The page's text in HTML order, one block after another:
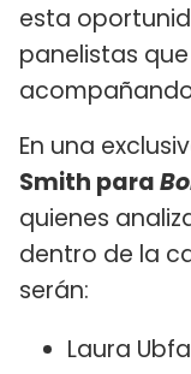
esta
panelistas
En una
Smith para
quienes
dentro de la
serán:
Laura